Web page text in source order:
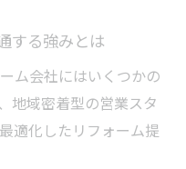
する強みとは
ム会社にはいくつかの
地域密着型の営業スタ
適化したリフォーム提